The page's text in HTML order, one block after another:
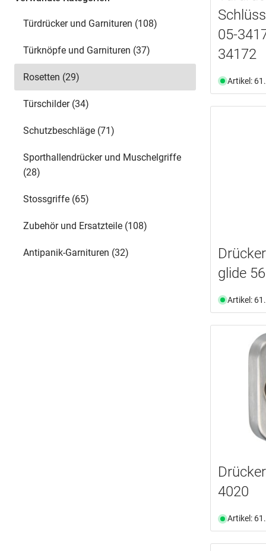
Türdrücker und Garnituren (108)
Türknöpfe und Garnituren (37)
Rosetten (29)
Türschilder (34)
Schutzbeschläge (71)
Sporthallendrücker und Muschelgriffe
(28)
Stossgriffe (65)
Zubehör und Ersatzteile (108)
Antipanik-Garnituren (32)
05-
34172
Artikel:
glide
Artikel:
4020
Artikel: